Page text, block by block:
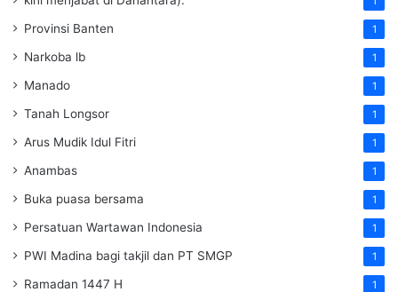
Provinsi Banten 1
Narkoba lb 1
Manado 1
Tanah Longsor 1
Arus Mudik Idul Fitri 1
Anambas 1
Buka puasa bersama 1
Persatuan Wartawan Indonesia 1
PWI Madina bagi takjil dan PT SMGP 1
Ramadan 1447 H 1